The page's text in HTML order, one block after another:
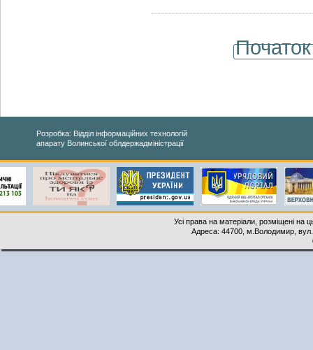
Початок
Розробка: Відділ інформаційних технологій
апарату Волинської облдержадміністрації
Усі права на матеріали, розміщені на
Адреса: 44700, м.Володимир,